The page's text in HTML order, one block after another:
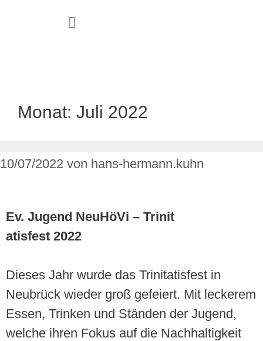
Monat: Juli 2022
10/07/2022 von hans-hermann.kuhn
Ev. Jugend NeuHöVi – Trinit
atisfest 2022
Dieses Jahr wurde das Trinitatisfest in
Neubrück wieder groß gefeiert. Mit leckerem
Essen, Trinken und Ständen der Jugend,
welche ihren Fokus auf die Nachhaltigkeit